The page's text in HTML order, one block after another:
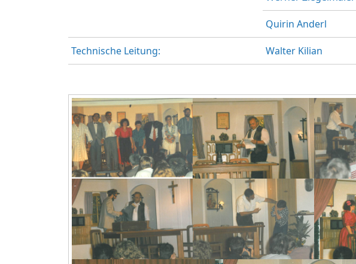
Quirin Anderl
Technische Leitung: Walter Kilian